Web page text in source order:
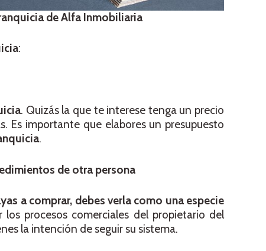
de Alfa Inmobiliaria
:
. Quizás la que te interese tenga un precio
Es importante que elabores un presupuesto
.
de otra persona
a comprar, debes verla como una especie
procesos comerciales del propietario del
la intención de seguir su sistema.